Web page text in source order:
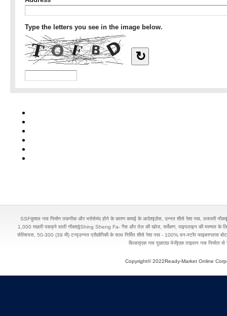
SSFकुशल नाव निर्माण तकनीक और भरोसेमंद होने के कारण कमाई के आदेश|ठोस, उन्नत शीसे रेशा नाव, लक्जरी नौका
1,000 मछली पकड़ने वाली नौकाएं|Shing Sheng Fa- गैस और तेल की खोज, सर्वेक्षण, पाइपलाइन की मरम्मत के लिए
सेल्सियस, 50-300 (39 मी) टन|उन्नत प्रौद्योगिकी के साथ निर्मित शीसे रेशा नाव - 100% वन-स्टॉप फाइबरग्लास बोट
बिल्डर|एक नाव पूछताछ भेजें|एक ताइवान नाव निर्माता
Copyright© 2022Ready-Market Online